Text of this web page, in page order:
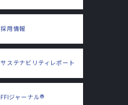
採用情報
サステナビリティ レポート
FFIジャーナル®